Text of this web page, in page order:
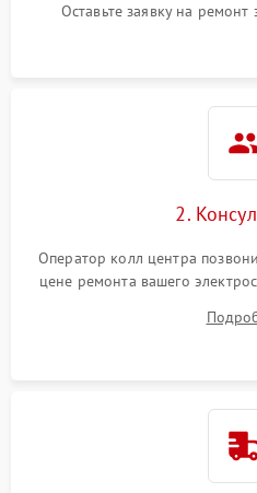
Оставьте заявку на
2.
Оператор колл центра
цене ремонта вашего